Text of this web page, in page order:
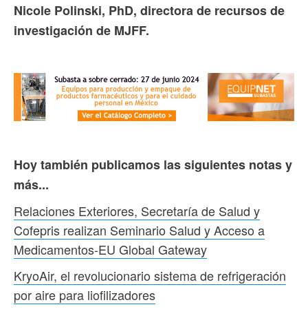
Nicole Polinski, PhD, directora de recursos de
investigación de MJFF.
Hoy también publicamos las siguientes notas y
más...
Relaciones Exteriores, Secretaría de Salud y
Cofepris realizan Seminario Salud y Acceso a
Medicamentos-EU Global Gateway
KryoAir, el revolucionario sistema de refrigeración
por aire para liofilizadores